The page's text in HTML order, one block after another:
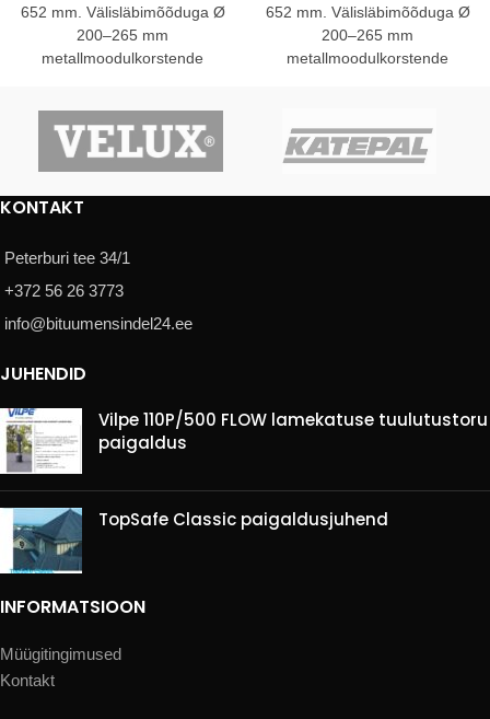
652 mm. Välisläbimõõduga Ø
200–265 mm
metallmoodulkorstende
VAPOUR STOP 100–380
652 mm. Välisläbimõõduga Ø
200–265 mm
metallmoodulkorstende
VAPOUR STOP 100–380
KONTAKT
Peterburi tee 34/1
+372 56 26 3773
info@bituumensindel24.ee
JUHENDID
Vilpe 110P/500 FLOW lamekatuse tuulutustoru
paigaldus
TopSafe Classic paigaldusjuhend
INFORMATSIOON
Müügitingimused
Kontakt